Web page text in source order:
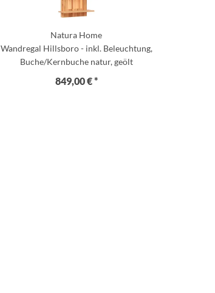
Natura Home
Wandregal Hillsboro - inkl. Beleuchtung,
Buche/Kernbuche natur, geölt
849,00 € *